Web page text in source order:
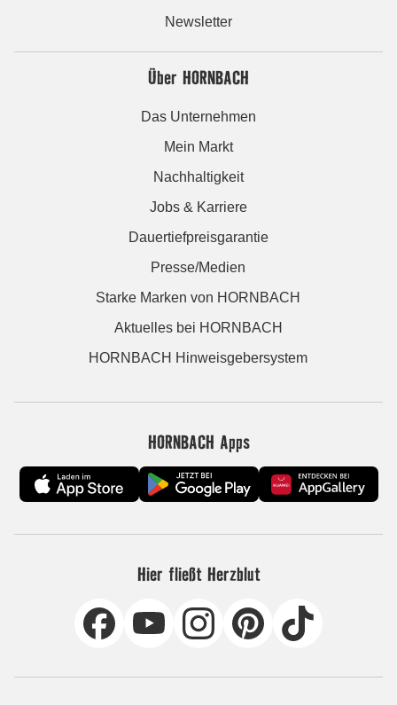
Newsletter
Über HORNBACH
Das Unternehmen
Mein Markt
Nachhaltigkeit
Jobs & Karriere
Dauertiefpreisgarantie
Presse/Medien
Starke Marken von HORNBACH
Aktuelles bei HORNBACH
HORNBACH Hinweisgebersystem
HORNBACH Apps
Hier fließt Herzblut